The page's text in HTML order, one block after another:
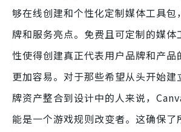
够在线创建和个性化定制媒体工具包
牌和服务亮点。免费且可定制的媒体
性使得创建真正代表用户品牌和产品
更加容易。对于那些希望从头开始建
牌资产整合到设计中的人来说，
能是一个游戏规则改变者。这确保了